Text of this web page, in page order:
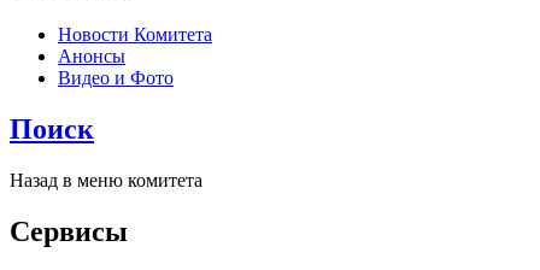
Новости Комитета
Анонсы
Видео и Фото
Поиск
Назад в меню комитета
Сервисы